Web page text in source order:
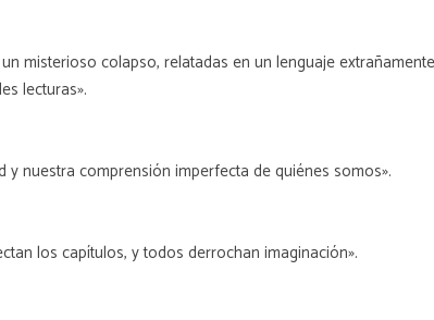
misterioso colapso, relatadas en un lenguaje
lecturas».
nuestra comprensión imperfecta de quiénes somos».
los capítulos, y todos derrochan imaginación».